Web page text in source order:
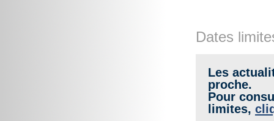
Dates
Les
proche.
Pour
limites,